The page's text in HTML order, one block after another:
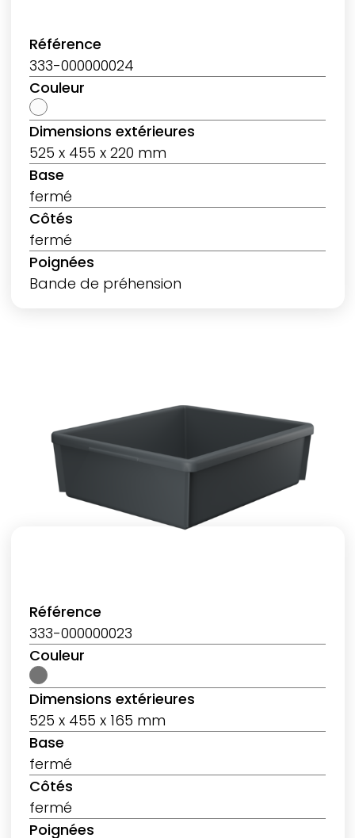
Référence
333-000000024
Couleur
Dimensions extérieures
525 x 455 x 220 mm
Base
fermé
Côtés
fermé
Poignées
Bande de préhension
Référence
333-000000023
Couleur
Dimensions extérieures
525 x 455 x 165 mm
Base
fermé
Côtés
fermé
Poignées